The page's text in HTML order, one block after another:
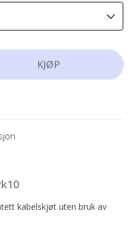
KJØP
kabelskjøt uten bruk av